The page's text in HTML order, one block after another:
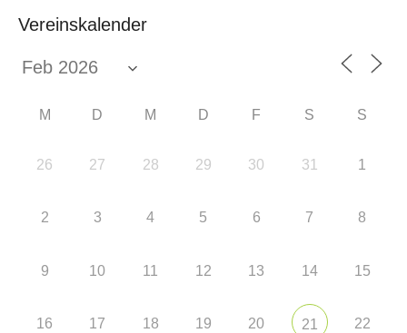
Vereinskalender
M D M D F S S
26 27 28 29 30 31 1
2 3 4 5 6 7 8
9 10 11 12 13 14 15
16 17 18 19 20 21 22